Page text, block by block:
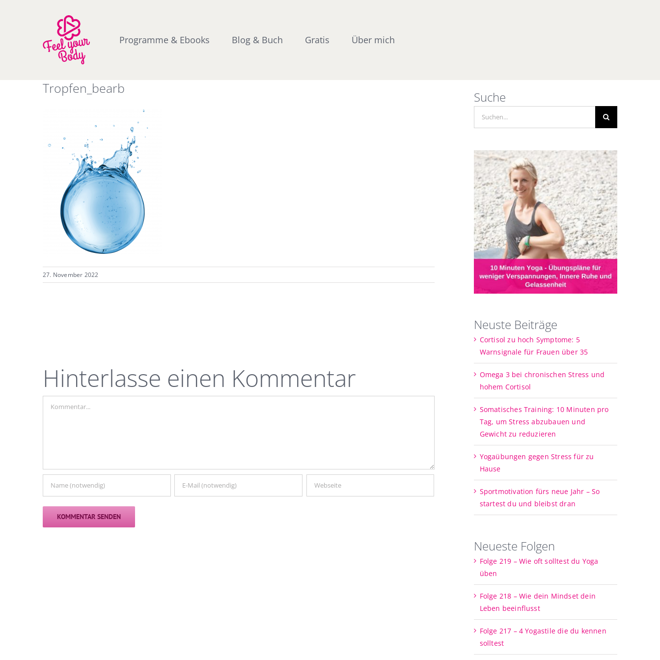
Programme & Ebooks Blog & Buch Gratis Über mich
Tropfen_bearb
27. November 2022
Hinterlasse einen Kommentar
Suche
Neuste Beiträge
Cortisol zu hoch Symptome: 5
Warnsignale für Frauen über 35
Omega 3 bei chronischen Stress und
hohem Cortisol
Somatisches Training: 10 Minuten pro
Tag, um Stress abzubauen und
Gewicht zu reduzieren
Yogaübungen gegen Stress für zu
Hause
Sportmotivation fürs neue Jahr – So
startest du und bleibst dran
Neueste Folgen
Folge 219 – Wie oft solltest du Yoga
üben
Folge 218 – Wie dein Mindset dein
Leben beeinflusst
Folge 217 – 4 Yogastile die du kennen
solltest